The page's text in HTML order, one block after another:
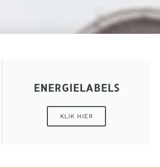
ENERGIELABELS
KLIK HIER